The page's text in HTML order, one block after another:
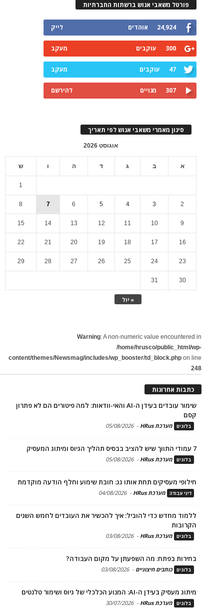
פורטל משאבי אנוש ברשתות החברתיות
24,924 אוהדים לייק
300 עוקבים מעקב
47 עוקבים מעקב
307 מנויים להירשם
סינון מאמרי משאבי אנוש לפי תאריך
אוגוסט 2026
א ב ג ד ה ו ש
« יול
1
2
3
4
5
6
7
8
9
10
11
12
13
14
15
16
17
18
19
20
21
22
23
24
25
26
27
28
29
30
31
Warning: A non-numeric value encountered in
/home/hrusco/public_html/wp-
content/themes/Newsmag/includes/wp_booster/td_block.php on line
248
כתבות אחרונות
שימור עובדים בעידן ה-AI והאי-וודאות: למה פיטורים הם לא פתרון
קסם
בלוגים מערכת HRus -
05/08/2026
7 עמודי התווך שיש להציב בבסיס תהליך הגיוס ומיתוג המעסיק
בלוגים מערכת HRus -
05/08/2026
חילופי מעסיקים תחת אותו גג: חובת שימוע וחלף הודעה מוקדמת
דיני עבודה מערכת HRus -
04/08/2026
ללמוד מחדש כדי להוביל: איך להכשיר את העובדים לחמש השנים
הקרובות
בלוגים מערכת HRus -
03/08/2026
בחירות בפתח: מה השפעתן על מקום העבודה?
בלוגים כותבים חיצוניים -
03/08/2026
מיתוג מעסיק בעידן ה-AI: המנוע הכלכלי של גיוס ושימור טלנטים
בלוגים מערכת HRus -
30/07/2026